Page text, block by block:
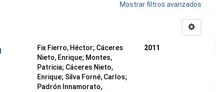
Mostrar filtros avanzados
Fix Fierro, Héctor; Cáceres
Nieto, Enrique; Montes,
Patricia; Cáceres Nieto,
Enrique; Silva Forné, Carlos;
Padrón Innamorato,
2011